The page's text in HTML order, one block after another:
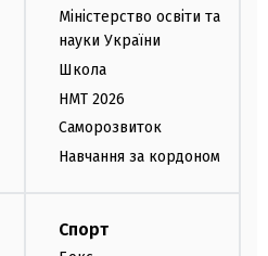
Міністерство освіти та
науки України
Школа
НМТ 2026
Саморозвиток
Навчання за кордоном
Спорт